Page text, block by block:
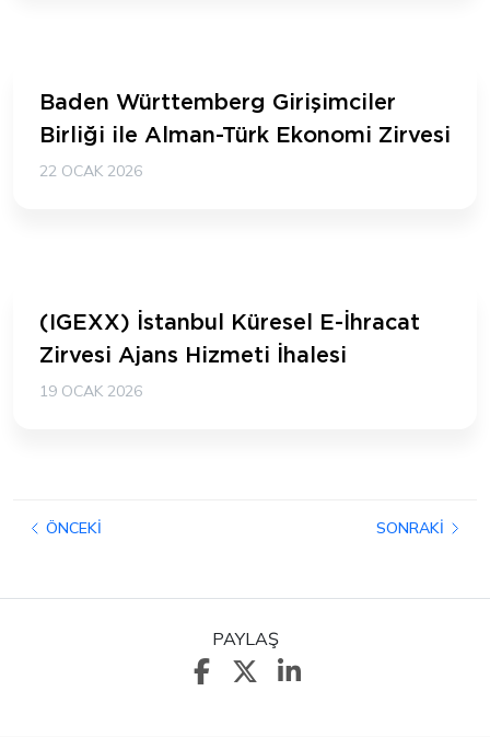
Baden Württemberg Girişimciler
Birliği ile Alman-Türk Ekonomi Zirvesi
22 OCAK 2026
(IGEXX) İstanbul Küresel E-İhracat
Zirvesi Ajans Hizmeti İhalesi
19 OCAK 2026
ÖNCEKI SONRAKI
PAYLAŞ